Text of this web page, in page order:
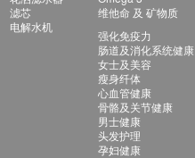
滤芯
电解水机
维他命 及 矿物质
强化免疫力
肠道及消化系统健康
女士及美容
瘦身纤体
心血管健康
骨骼及关节健康
男士健康
头发护理
孕妇健康